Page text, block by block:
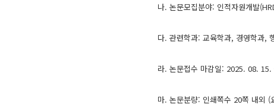
나. 논문모집분야: 인적자원개발
다. 관련학과: 교육학과, 경영학과,
라. 논문접수 마감일: 2025. 08. 15.
마. 논문분량: 인쇄쪽수 20쪽 내외 (